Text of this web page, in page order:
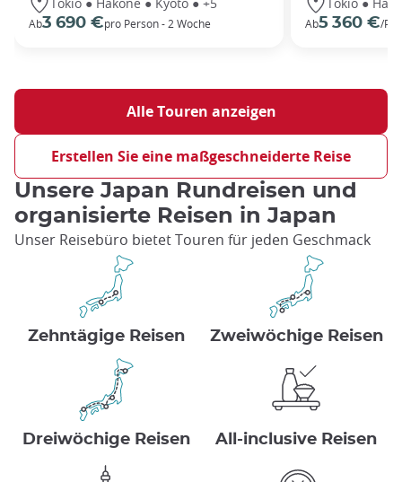
Ab3 690 €pro Person - 2 Woche Ab5 360 €/
Alle Touren anzeigen
Erstellen Sie eine maßgeschneiderte Reise
Unsere Japan Rundreisen und
organisierte Reisen in Japan
Unser Reisebüro bietet Touren für jeden Geschmack
Zehntägige Reisen Zweiwöchige Reisen
Dreiwöchige Reisen All-inclusive Reisen